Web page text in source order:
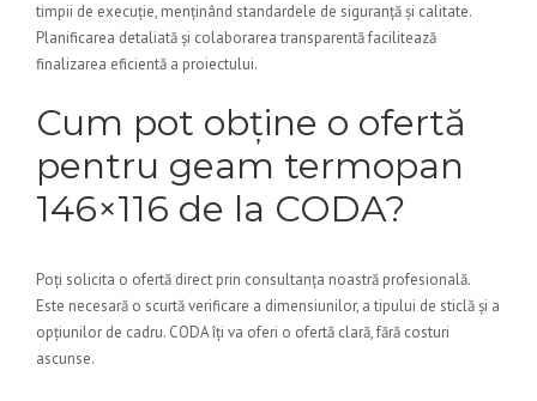
timpii de execuție, menținând standardele de siguranță și calitate.
Planificarea detaliată și colaborarea transparentă facilitează
finalizarea eficientă a proiectului.
Cum pot obține o ofertă
pentru geam termopan
146×116 de la CODA?
Poți solicita o ofertă direct prin consultanța noastră profesională.
Este necesară o scurtă verificare a dimensiunilor, a tipului de sticlă și a
opțiunilor de cadru. CODA îți va oferi o ofertă clară, fără costuri
ascunse.